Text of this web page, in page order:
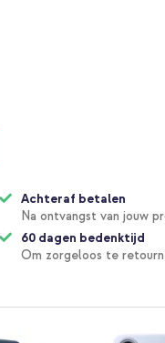
Achteraf betalen
Na ontvangst van jouw
60 dagen bedenktijd
Om zorgeloos te